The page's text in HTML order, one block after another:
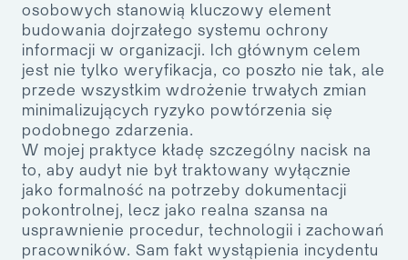
osobowych stanowią kluczowy element
budowania dojrzałego systemu ochrony
informacji w organizacji. Ich głównym celem
jest nie tylko weryfikacja, co poszło nie tak, ale
przede wszystkim wdrożenie trwałych zmian
minimalizujących ryzyko powtórzenia się
podobnego zdarzenia.
W mojej praktyce kładę szczególny nacisk na
to, aby audyt nie był traktowany wyłącznie
jako formalność na potrzeby dokumentacji
pokontrolnej, lecz jako realna szansa na
usprawnienie procedur, technologii i zachowań
pracowników. Sam fakt wystąpienia incydentu